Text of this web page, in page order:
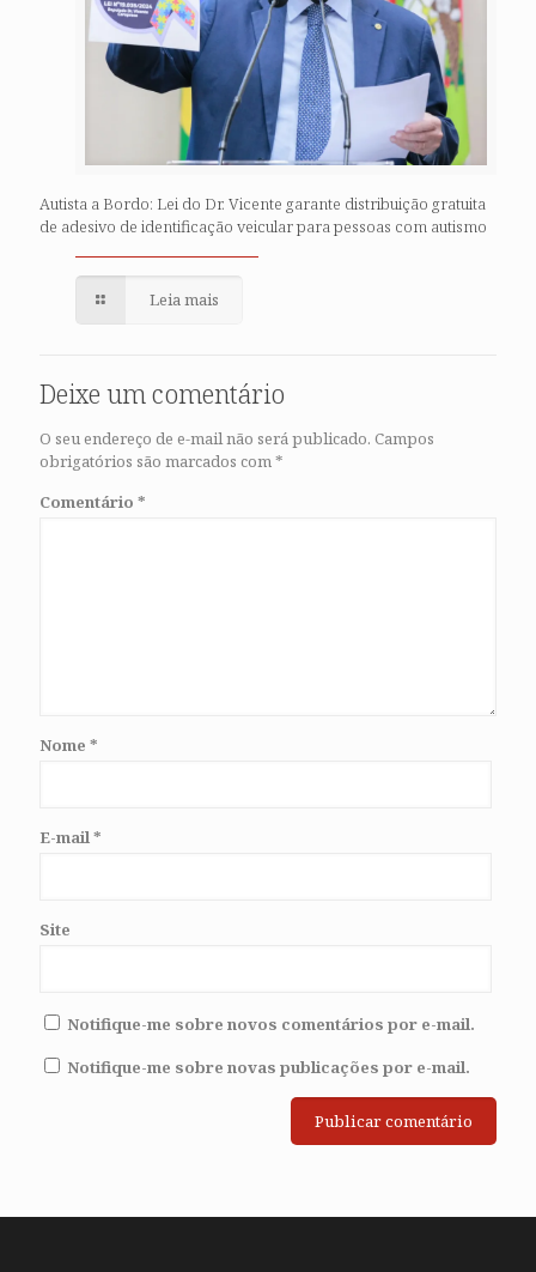
Autista a Bordo: Lei do Dr. Vicente garante distribuição gratuita
de adesivo de identificação veicular para pessoas com autismo
Leia mais
Deixe um comentário
O seu endereço de e-mail não será publicado. Campos
obrigatórios são marcados com*
Comentário *
Nome *
E-mail*
Site
Notifique-me sobre novos comentários por e-mail.
Notifique-me sobre novas publicações por e-mail.